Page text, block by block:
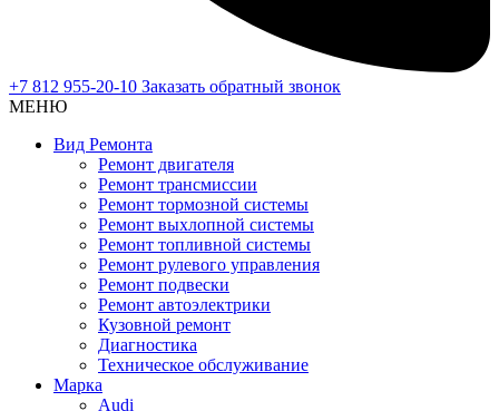
+7 812 955-20-10 Заказать обратный звонок
МЕНЮ
Вид Ремонта
Ремонт двигателя
Ремонт трансмиссии
Ремонт тормозной системы
Ремонт выхлопной системы
Ремонт топливной системы
Ремонт рулевого управления
Ремонт подвески
Ремонт автоэлектрики
Кузовной ремонт
Диагностика
Техническое обслуживание
Марка
Audi